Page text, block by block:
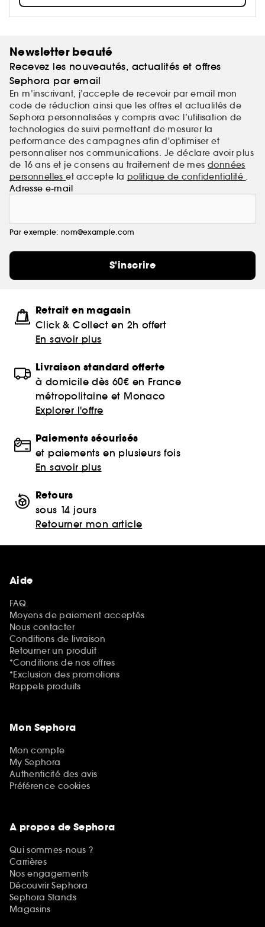
Newsletter beauté
Recevez les nouveautés, actualités et offres
Sephora par email
En m’inscrivant, j’accepte de recevoir par email mon
code de réduction ainsi que les offres et actualités de
Sephora personnalisées y compris avec l’utilisation de
technologies de suivi permettant de mesurer la
performance des campagnes afin d'optimiser et
personnaliser nos communications. Je déclare avoir plus
de 16 ans et je consens au traitement de mes données
personnelleset accepte la politique de confidentialité .
Adresse e-mail
Par exemple: nom@example.com
S'inscrire
Retrait en magasin
Click & Collect en 2h offert
En savoir plus
Livraison standard offerte
à domicile dès 60€ en France
métropolitaine et Monaco
Explorer l'offre
Paiements sécurisés
et paiements en plusieurs fois
En savoir plus
Retours
sous 14 jours
Retourner mon article
Aide
FAQ
Moyens de paiement acceptés
Nous contacter
Conditions de livraison
Retourner un produit
*Conditions de nos offres
*Exclusion des promotions
Rappels produits
Mon Sephora
Mon compte
My Sephora
Authenticité des avis
Préférence cookies
A propos de Sephora
Qui sommes-nous ?
Carrières
Nos engagements
Découvrir Sephora
Sephora Stands
Magasins